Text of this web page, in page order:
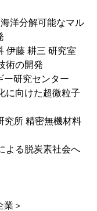
洋分解可能なマル
伊藤 耕三 研究室
術の開発
ー研究センター
に向けた超微粒子
究所 精密無機材料
よる脱炭素社会へ
業＞